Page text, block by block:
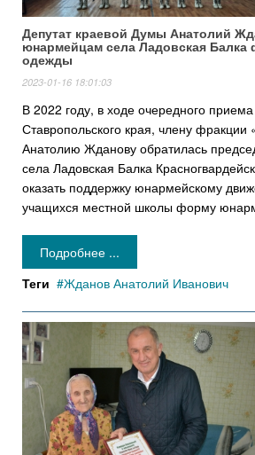
Депутат краевой Думы Анатолий
юнармейцам села Ладовская
одежды
2023-01-16 18:01:03
В 2022 году, в ходе очередного
Ставропольского края, члену фракции
Анатолию Жданову обратилась
села Ладовская Балка
оказать поддержку юнармейскому
учащихся местной школы форму
Подробнее ...
Теги
Жданов Анатолий Иванович